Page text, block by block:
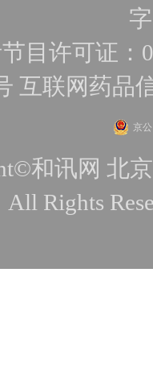
目许可证：
互联网药品
京
和讯网 北
All Rights